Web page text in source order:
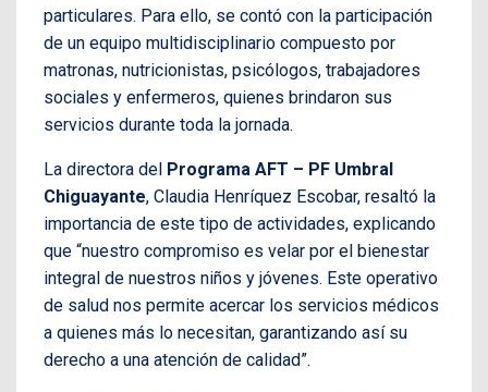
particulares. Para ello, se contó con la participación
de un equipo multidisciplinario compuesto por
matronas, nutricionistas, psicólogos, trabajadores
sociales y enfermeros, quienes brindaron sus
servicios durante toda la jornada.
La directora del Programa AFT – PF Umbral
Chiguayante, Claudia Henríquez Escobar, resaltó la
importancia de este tipo de actividades, explicando
que “nuestro compromiso es velar por el bienestar
integral de nuestros niños y jóvenes. Este operativo
de salud nos permite acercar los servicios médicos
a quienes más lo necesitan, garantizando así su
derecho a una atención de calidad”.